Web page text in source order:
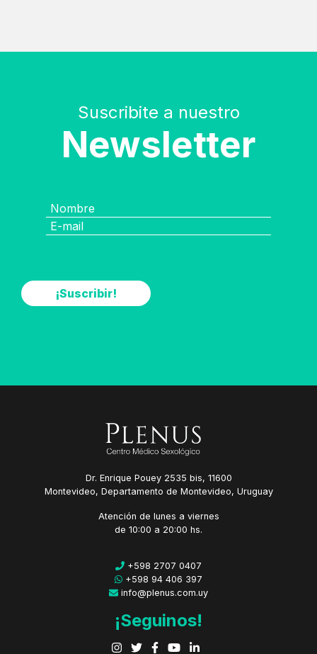
Suscribite a nuestro
Newsletter
Dr. Enrique Pouey 2535 bis, 11600
Montevideo, Departamento de Montevideo, Uruguay
Atención de lunes a viernes
de 10:00 a 20:00 hs.
+598 2707 0407
+598 94 406 397
info@plenus.com.uy
¡Seguinos!